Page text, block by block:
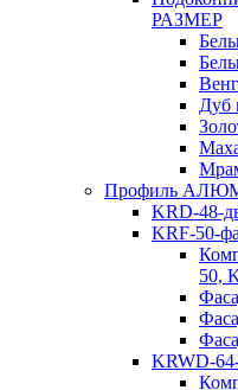
РАЗМЕР
Дуб
Профиль
KRD-48-
KRF-50-
50,
KRWD-